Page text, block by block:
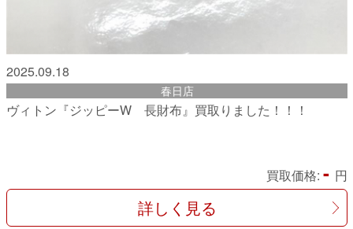
2025.09.18
春日店
ヴィトン『ジッピーW 長財布』買取りました！！！
買取価格: - 円
詳しく見る